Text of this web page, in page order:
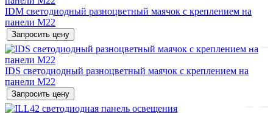
IDM светодиодный разноцветный маячок с креплением на
панели M22
Запросить цену
IDS светодиодный разноцветный маячок с креплением на
панели M22
Запросить цену